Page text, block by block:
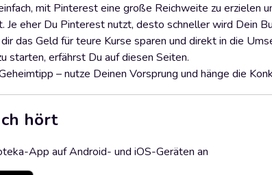
mit Pinterest eine große Reichweite zu erzielen
Je eher Du Pinterest nutzt, desto schneller wird Dein
das Geld für teure Kurse sparen und direkt in die
starten, erfährst Du auf diesen Seiten.
– nutze Deinen Vorsprung und hänge die
hört
App auf Android- und iOS-Geräten an